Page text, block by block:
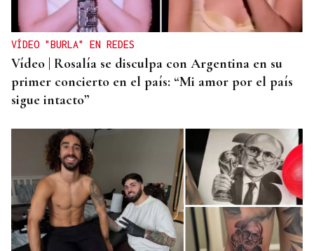
VÍDEO "BURLA" EN REDES
Vídeo | Rosalía se disculpa con Argentina en su
primer concierto en el país: “Mi amor por el país
sigue intacto”